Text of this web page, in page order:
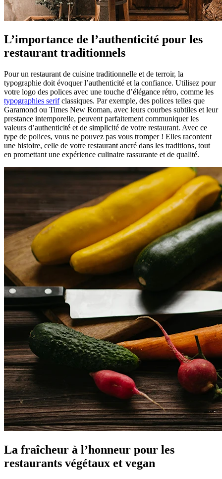
L’importance de l’authenticité pour les
restaurant traditionnels
Pour un restaurant de cuisine traditionnelle et de terroir, la
typographie doit évoquer l’authenticité et la confiance. Utilisez pour
votre logo des polices avec une touche d’élégance rétro, comme les
typographies serifclassiques. Par exemple, des polices telles que
Garamond ou Times New Roman, avec leurs courbes subtiles et leur
prestance intemporelle, peuvent parfaitement communiquer les
valeurs d’authenticité et de simplicité de votre restaurant. Avec ce
type de polices, vous ne pouvez pas vous tromper ! Elles racontent
une histoire, celle de votre restaurant ancré dans les traditions, tout
en promettant une expérience culinaire rassurante et de qualité.
La fraîcheur à l’honneur pour les
restaurants végétaux et vegan